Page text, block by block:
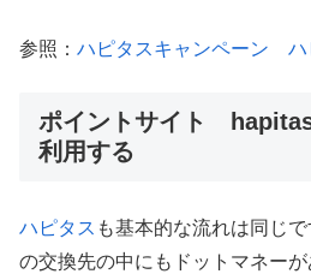
参照： ハピタスキャンペーン ハ
ポイントサイト
利用する
ハピタス も基本的な流れは同じ
の交換先の中にもドットマネー